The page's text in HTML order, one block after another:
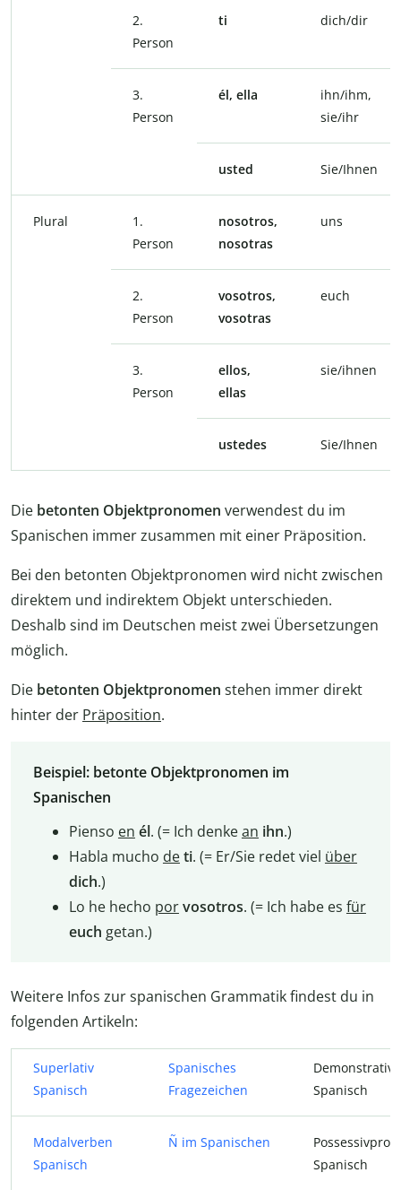
2.
Person
ti dich/dir
3.
Person
él, ella
ihn/ihm,
sie/ihr
usted Sie/Ihnen
Plural
1.
Person
nosotros,
nosotras
uns
2.
Person
vosotros,
vosotras
euch
3.
Person
ellos,
ellas
sie/ihnen
ustedes Sie/Ihnen
Die betonten Objektpronomen verwendest du im
Spanischen immer zusammen mit einer Präposition.
Bei den betonten Objektpronomen wird nicht zwischen
direktem und indirektem Objekt unterschieden.
Deshalb sind im Deutschen meist zwei Übersetzungen
möglich.
Die betonten Objektpronomen stehen immer direkt
hinter der Präposition.
Beispiel: betonte Objektpronomen im
Spanischen
Pienso en él. (= Ich denkean ihn.)
Habla mucho deti. (= Er/Sie redet viel über
dich.)
Lo he hecho porvosotros. (= Ich habe es für
euch getan.)
Weitere Infos zur spanischen Grammatik findest du in
folgenden Artikeln:
Superlativ
Spanisch
Spanisches
Fragezeichen
Spanisch
Modalverben
Spanisch
Ñ im Spanischen
Spanisch